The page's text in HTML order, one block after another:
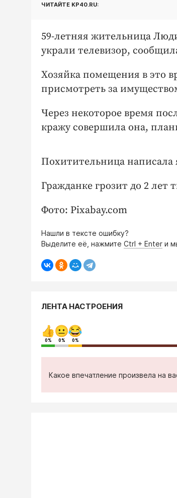
ЧИТАЙТЕ KP40.RU:
59-летняя жительница
украли телевизор,
Хозяйка помещения в это
присмотреть за
Через некоторое время
кражу совершила она,
Похитительница написала
Гражданке грозит до 2 лет
Фото: Pixabay.com
Нашли в тексте ошибку?
Выделите её, нажмите Ctrl + Enter и
ЛЕНТА НАСТРОЕНИЯ
0% 0% 0%
Какое впечатление произвела на